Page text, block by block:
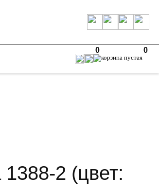
0 0
2 (цвет: